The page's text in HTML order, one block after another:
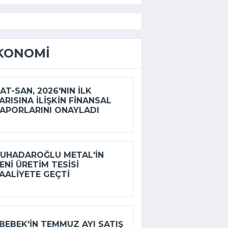
SAN, 2026'NIN ILK
ILIŞKIN FINANSAL
ONAYLADI
METAL'IN
ÜRETIM TESISI
GEÇTI
TEMMUZ AYI SATIŞ